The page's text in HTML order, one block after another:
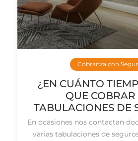
Cobranza con
¿EN CUÁNTO
QUE COBRAR
TABULACIONES DE
En ocasiones nos contactan
varias tabulaciones de